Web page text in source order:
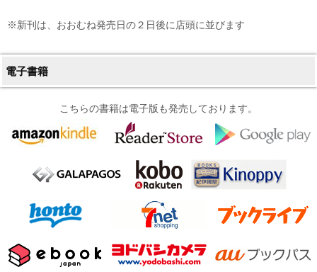
※新刊は、おおむね発売日の２日後に店頭に並びます
電子書籍
こちらの書籍は電子版も発売しております。